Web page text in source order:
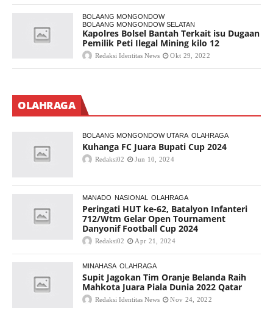
BOLAANG MONGONDOW
BOLAANG MONGONDOW SELATAN
Kapolres Bolsel Bantah Terkait isu Dugaan
Pemilik Peti Ilegal Mining kilo 12
Redaksi Identitas News Okt 29, 2022
OLAHRAGA
BOLAANG MONGONDOW UTARA OLAHRAGA
Kuhanga FC Juara Bupati Cup 2024
Redaksi02 Jun 10, 2024
MANADO NASIONAL OLAHRAGA
Peringati HUT ke-62, Batalyon Infanteri
712/Wtm Gelar Open Tournament
Danyonif Football Cup 2024
Redaksi02 Apr 21, 2024
MINAHASA OLAHRAGA
Supit Jagokan Tim Oranje Belanda Raih
Mahkota Juara Piala Dunia 2022 Qatar
Redaksi Identitas News Nov 24, 2022